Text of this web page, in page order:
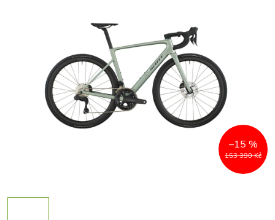
153 390 Kč
–15 %